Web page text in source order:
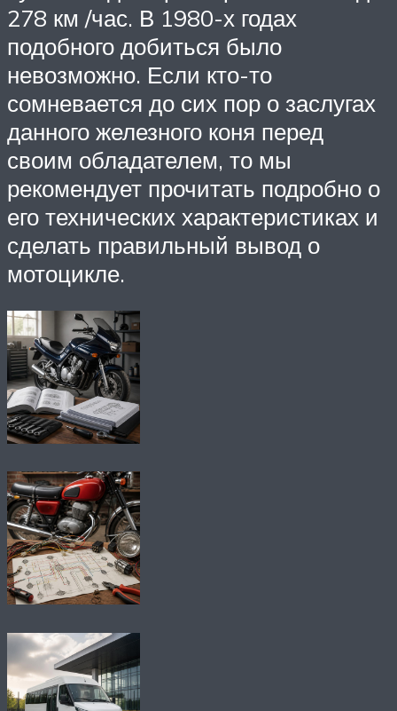
278 км /час. В 1980-х годах
подобного добиться было
невозможно. Если кто-то
сомневается до сих пор о заслугах
данного железного коня перед
своим обладателем, то мы
рекомендует прочитать подробно о
его технических характеристиках и
сделать правильный вывод о
мотоцикле.